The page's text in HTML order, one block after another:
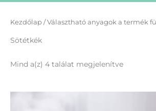
Kezdőlap / Választható anyagok a termék
Sötétkék
Mind a(z) 4 találat megjelenítve